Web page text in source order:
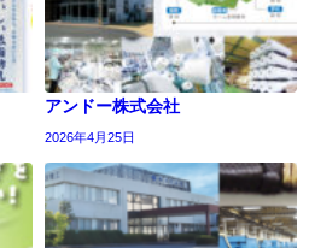
アンドー株式会社
2026年4月25日